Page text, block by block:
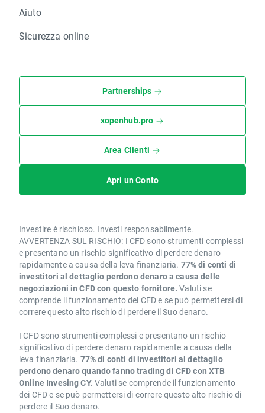
Aiuto
Sicurezza online
Partnerships
xopenhub.pro
Area Clienti
Apri un Conto
Investire è rischioso. Investi responsabilmente.
AVVERTENZA SUL RISCHIO: I CFD sono strumenti complessi
e presentano un rischio significativo di perdere denaro
rapidamente a causa della leva finanziaria. 77% di conti di
investitori al dettaglio perdono denaro a causa delle
negoziazioni in CFD con questo fornitore. Valuti se
comprende il funzionamento dei CFD e se può permettersi di
correre questo alto rischio di perdere il Suo denaro.
I CFD sono strumenti complessi e presentano un rischio
significativo di perdere denaro rapidamente a causa della
leva finanziaria. 77% di conti di investitori al dettaglio
perdono denaro quando fanno trading di CFD con XTB
Online Invesing CY. Valuti se comprende il funzionamento
dei CFD e se può permettersi di correre questo alto rischio di
perdere il Suo denaro.